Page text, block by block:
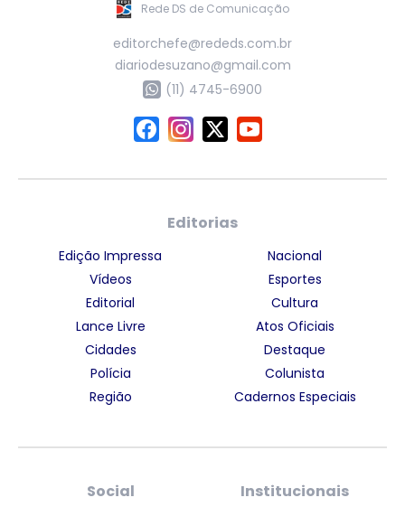
Rede DS de Comunicação
editorchefe@rededs.com.br
diariodesuzano@gmail.com
(11) 4745-6900
Editorias
Edição Impressa
Vídeos
Editorial
Lance Livre
Cidades
Polícia
Região
Nacional
Esportes
Cultura
Atos Oficiais
Destaque
Colunista
Cadernos Especiais
Social Institucionais